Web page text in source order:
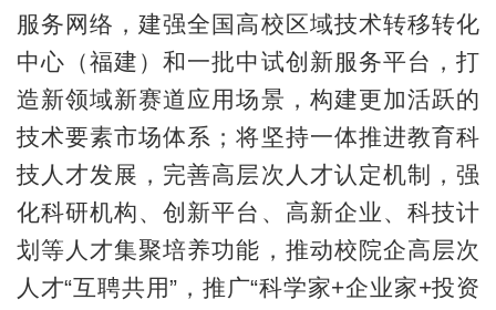
服务网络，建强全国高校区域技术转移转化
中心（福建）和一批中试创新服务平台，打
造新领域新赛道应用场景，构建更加活跃的
技术要素市场体系；将坚持一体推进教育科
技人才发展，完善高层次人才认定机制，强
化科研机构、创新平台、高新企业、科技计
划等人才集聚培养功能，推动校院企高层次
人才“互聘共用”，推广“科学家+企业家+投资